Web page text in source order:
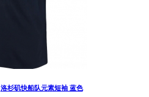
洛杉矶快船队元素短袖 蓝色